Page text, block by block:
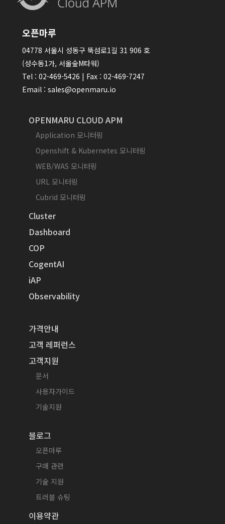
오픈마루
04778 서울시 성동구 뚝섬로1길 31 906 호
(성수동1가, 서울숲M타워)
Tel : 02-469-5426 | Fax : 02-469-7247
Email : sales@openmaru.io
OPENMARU CLOUD APM
Application 모니터링
Openshift & Kubernetes 모니터링
WEB/WAS 모니터링
URL 모니터링
Cubrid 모니터링
Cluster
Dashboard
COP
CogentAI
iAP
Observability
가격안내
고객 레퍼런스
고객지원
문서
사용자가이드
기술지원
블로그
오픈마루
구매 관련
기술 지원
트러블 슈팅
이용약관